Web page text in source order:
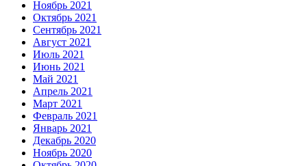
Ноябрь 2021
Октябрь 2021
Сентябрь 2021
Август 2021
Июль 2021
Июнь 2021
Май 2021
Апрель 2021
Март 2021
Февраль 2021
Январь 2021
Декабрь 2020
Ноябрь 2020